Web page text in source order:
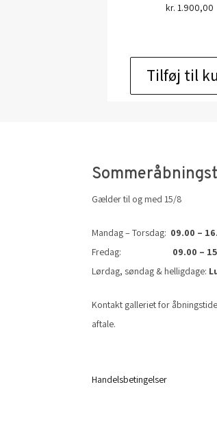
kr. 1.900,00
Tilføj til
Gælder til og med 15/8
Mandag – Torsdag: 09.00 –
Fredag: 09.00 –
Lørdag, søndag & helligdage:
Kontakt galleriet for
aftale.
Handelsbetingelser